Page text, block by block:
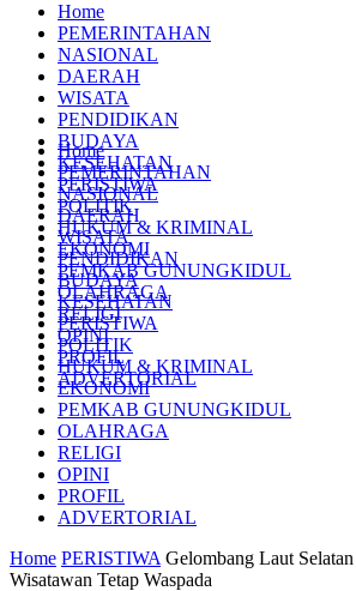
Home
PEMERINTAHAN
NASIONAL
DAERAH
WISATA
PENDIDIKAN
BUDAYA
KESEHATAN
PERISTIWA
POLITIK
HUKUM & KRIMINAL
EKONOMI
PEMKAB GUNUNGKIDUL
OLAHRAGA
RELIGI
OPINI
PROFIL
ADVERTORIAL
Home
PEMERINTAHAN
NASIONAL
DAERAH
WISATA
PENDIDIKAN
BUDAYA
KESEHATAN
PERISTIWA
POLITIK
HUKUM & KRIMINAL
EKONOMI
PEMKAB GUNUNGKIDUL
OLAHRAGA
RELIGI
OPINI
PROFIL
ADVERTORIAL
Home PERISTIWA Gelombang Laut
Wisatawan Tetap Waspada